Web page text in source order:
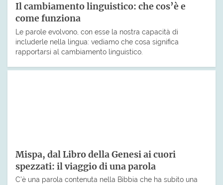
Il cambiamento linguistico: che cos’è e
come funziona
Le parole evolvono, con esse la nostra capacità di
includerle nella lingua: vediamo che cosa significa
rapportarsi al cambiamento linguistico.
Mispa, dal Libro della Genesi ai cuori
spezzati: il viaggio di una parola
C’è una parola contenuta nella Bibbia che ha subito una